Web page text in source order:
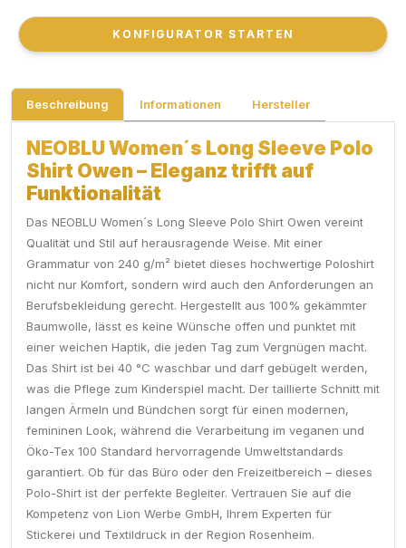
KONFIGURATOR STARTEN
KONFIGURATOR STARTEN
Beschreibung Informationen Hersteller
NEOBLU Women´s Long Sleeve Polo
Shirt Owen – Eleganz trifft auf
Funktionalität
Das NEOBLU Women´s Long Sleeve Polo Shirt Owen vereint
Qualität und Stil auf herausragende Weise. Mit einer
Grammatur von 240 g/m² bietet dieses hochwertige Poloshirt
nicht nur Komfort, sondern wird auch den Anforderungen an
Berufsbekleidung gerecht. Hergestellt aus 100% gekämmter
Baumwolle, lässt es keine Wünsche offen und punktet mit
einer weichen Haptik, die jeden Tag zum Vergnügen macht.
Das Shirt ist bei 40 °C waschbar und darf gebügelt werden,
was die Pflege zum Kinderspiel macht. Der taillierte Schnitt mit
langen Ärmeln und Bündchen sorgt für einen modernen,
femininen Look, während die Verarbeitung im veganen und
Öko-Tex 100 Standard hervorragende Umweltstandards
garantiert. Ob für das Büro oder den Freizeitbereich – dieses
Polo-Shirt ist der perfekte Begleiter. Vertrauen Sie auf die
Kompetenz von Lion Werbe GmbH, Ihrem Experten für
Stickerei und Textildruck in der Region Rosenheim.